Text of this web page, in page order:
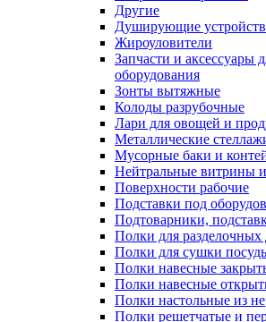
Другие
Душирующие
Жироуловители
Запчасти и аксессуары
оборудования
Зонты вытяжные
Колоды разрубочные
Лари для овощей и
Металлические
Мусорные баки и
Нейтральные витрины
Поверхности рабочие
Подставки под
Подтоварники,
Полки для
Полки для сушки
Полки навесные
Полки навесные
Полки настольные из
Полки решетчатые и